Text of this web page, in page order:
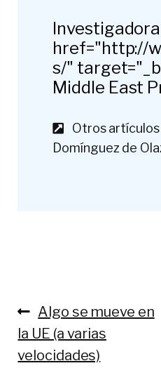
Investigadora
href="http://
s/"
Middle East
Otros
Domínguez de
Navegación
de
entradas
Anterior:
Algo se mueve en
la UE (a varias
velocidades)